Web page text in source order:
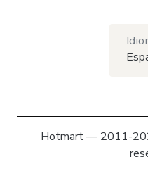
Hotmart — 2011-